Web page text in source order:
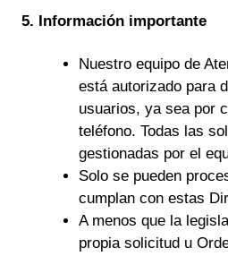
5. Información importante
Nuestro equipo de
está autorizado para
usuarios, ya sea por
teléfono. Todas las
gestionadas por el
Solo se pueden
cumplan con estas
A menos que la
propia solicitud u